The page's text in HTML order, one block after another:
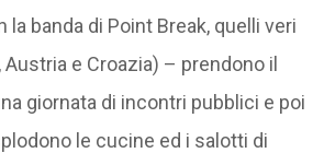
la banda di Point Break, quelli veri
Austria e Croazia) – prendono il
giornata di incontri pubblici e poi
le cucine ed i salotti di